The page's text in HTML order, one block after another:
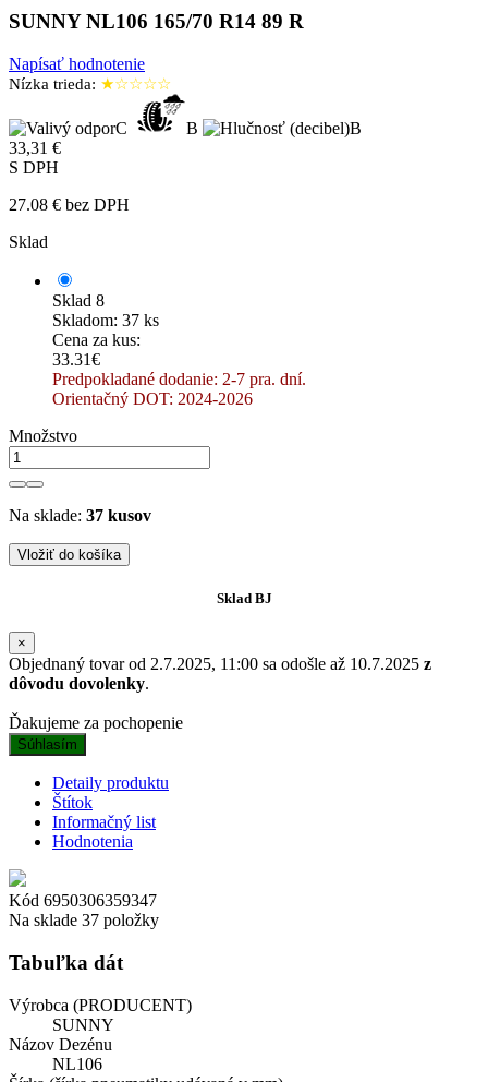
SUNNY NL106 165/70 R14 89 R
Napísať hodnotenie
Nízka trieda: ★☆☆☆☆
C B
B
33,31 €
S DPH
27.08 € bez DPH
Sklad
Sklad 8
Skladom: 37 ks
Cena za kus:
33.31€
Predpokladané dodanie: 2-7 pra. dní.
Orientačný DOT: 2024-2026
Množstvo
Na sklade: 37 kusov
Vložiť do košíka
Sklad BJ
×
Objednaný tovar od 2.7.2025, 11:00 sa odošle až 10.7.2025 z
dôvodu dovolenky.
Ďakujeme za pochopenie
Súhlasím
Detaily produktu
Štítok
Informačný list
Hodnotenia
Kód 6950306359347
Na sklade 37 položky
Tabuľka dát
Výrobca (PRODUCENT)
SUNNY
Názov Dezénu
NL106